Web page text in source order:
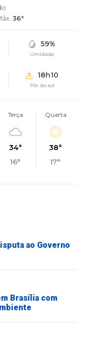
36°
59%
Umidade
18h10
Pôr do sol
Terça
34°
16°
Quarta
38°
17°
ao Governo
Brasília com